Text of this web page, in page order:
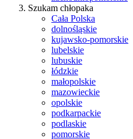
Szukam chłopaka
Cała Polska
dolnośląskie
kujawsko-pomorskie
lubelskie
lubuskie
łódzkie
małopolskie
mazowieckie
opolskie
podkarpackie
podlaskie
pomorskie